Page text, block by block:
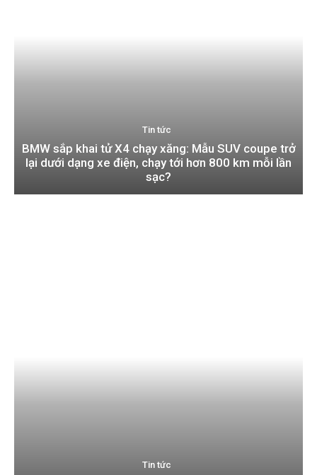
Tin tức
BMW sắp khai tử X4 chạy xăng: Mẫu SUV coupe trở
lại dưới dạng xe điện, chạy tới hơn 800 km mỗi lần
sạc?
Tin tức